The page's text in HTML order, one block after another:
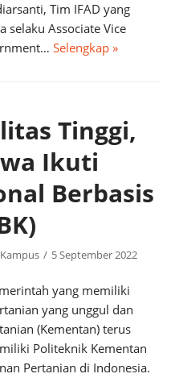
Tim IFAD yang
selaku Associate Vice
Selengkap »
Tinggi,
Ikuti
Berbasis
5 September 2022
yang memiliki
yang unggul dan
(Kementan) terus
Politeknik Kementan
Pertanian di Indonesia.